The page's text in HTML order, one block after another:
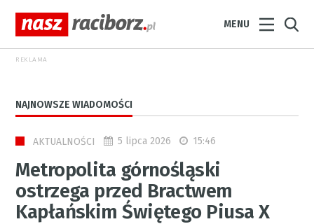
MENU
REKLAMA
NAJNOWSZE WIADOMOŚCI
AKTUALNOŚCI 5 lipca 2026 15:46
Metropolita górnośląski
ostrzega przed Bractwem
Kapłańskim Świętego Piusa X